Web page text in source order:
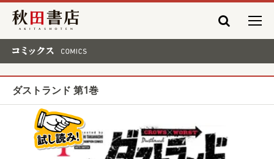
秋田書店
ダストランド 第1巻